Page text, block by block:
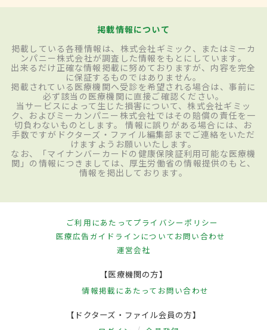
掲載情報について
掲載している各種情報は、株式会社ギミック、またはミーカ
ンパニー株式会社が調査した情報をもとにしています。
出来るだけ正確な情報掲載に努めておりますが、内容を完全
に保証するものではありません。
掲載されている医療機関へ受診を希望される場合は、事前に
必ず該当の医療機関に直接ご確認ください。
当サービスによって生じた損害について、株式会社ギミッ
ク、およびミーカンパニー株式会社ではその賠償の責任を一
切負わないものとします。 情報に誤りがある場合には、お
手数ですがドクターズ・ファイル編集部までご連絡をいただ
けますようお願いいたします。
なお、「マイナンバーカードの健康保険証利用可能な医療機
関」の情報につきましては、厚生労働省の情報提供のもと、
情報を掲出しております。
ご利用にあたってプライバシーポリシー
医療広告ガイドラインについてお問い合わせ
運営会社
【医療機関の方】
情報掲載にあたって お問い合わせ
【ドクターズ・ファイル会員の方】